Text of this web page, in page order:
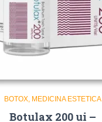
BOTOX MEDICINA ESTETICA
Botulax 200 ui –